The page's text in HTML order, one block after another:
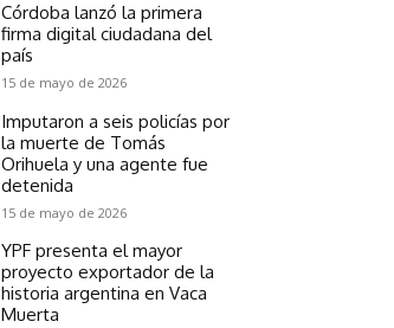
Córdoba lanzó la primera
firma digital ciudadana del
país
15 de mayo de 2026
Imputaron a seis policías por
la muerte de Tomás
Orihuela y una agente fue
detenida
15 de mayo de 2026
YPF presenta el mayor
proyecto exportador de la
historia argentina en Vaca
Muerta